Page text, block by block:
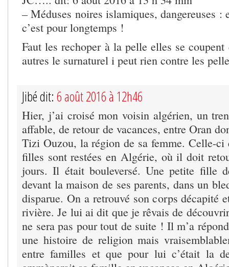
– Méduses noires islamiques, dangereuses :
c’est pour longtemps !
Faut les rechoper à la pelle elles se
autres le surnaturel i peut rien contre les
Jibé dit: 6 août 2016 à 12h46
Hier, j’ai croisé mon voisin algérien, un
affable, de retour de vacances, entre Oran
Tizi Ouzou, la région de sa femme. Celle-ci
filles sont restées en Algérie, où il doit
jours. Il était bouleversé. Une petite fille
devant la maison de ses parents, dans un
disparue. On a retrouvé son corps décapité
rivière. Je lui ai dit que je rêvais de
ne sera pas pour tout de suite ! Il m’a
une histoire de religion mais
entre familles et que pour lui c’était la